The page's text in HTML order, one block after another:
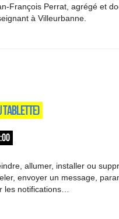
François Perrat, agrégé et
à Villeurbanne.
TABLETTE)
allumer, installer ou
envoyer un message,
les notifications…